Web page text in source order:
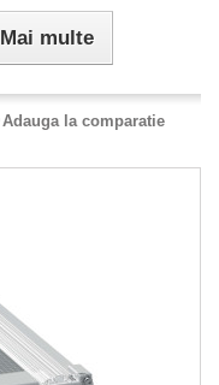
Mai multe
Adauga la comparatie